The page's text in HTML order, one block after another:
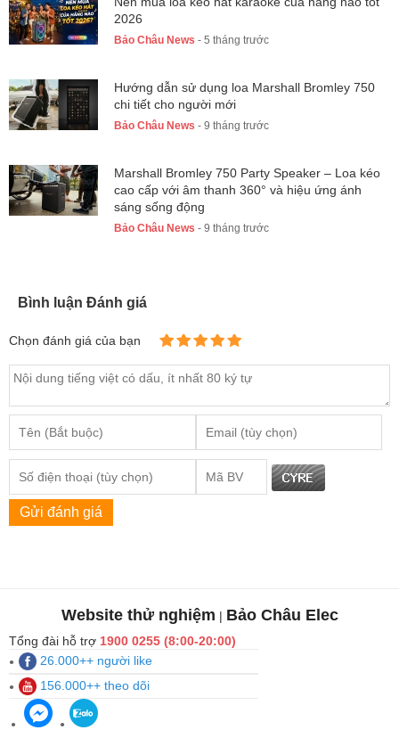
2026
Bảo Châu News - 5 tháng trước
Hướng dẫn sử dụng loa Marshall Bromley 750
chi tiết cho người mới
Bảo Châu News - 9 tháng trước
Marshall Bromley 750 Party Speaker – Loa kéo
cao cấp với âm thanh 360° và hiệu ứng ánh
sáng sống động
Bảo Châu News - 9 tháng trước
Bình luận Đánh giá
Chọn đánh giá của bạn
Gửi đánh giá
Website thử nghiệm | Bảo Châu Elec
Tổng đài hỗ trợ 1900 0255 (8:00-20:00)
26.000++ người like
156.000++ theo dõi